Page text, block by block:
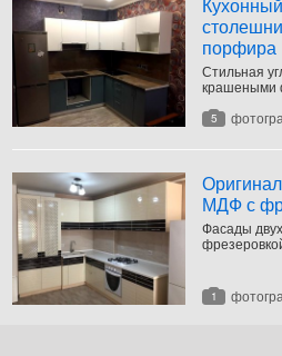
порфира
Стильная
крашеными
порфир.
панель,
5
МДФ с
Фасады
1